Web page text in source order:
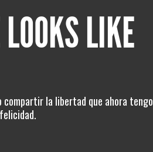
LIKE
la libertad que ahora tengo